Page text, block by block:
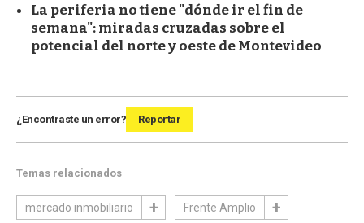
La periferia no tiene "dónde ir el fin de
semana": miradas cruzadas sobre el
potencial del norte y oeste de Montevideo
¿Encontraste un error? Reportar
Temas relacionados
mercado inmobiliario Frente Amplio